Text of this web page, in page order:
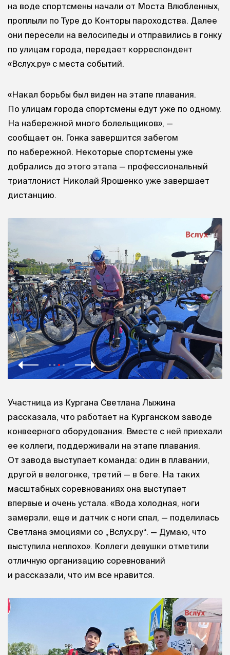
на воде спортсмены начали от Моста Влюбленных,
проплыли по Туре до Конторы пароходства. Далее
они пересели на велосипеды и отправились в гонку
по улицам города, передает корреспондент
«Вслух.ру» с места событий.
«Накал борьбы был виден на этапе плавания.
По улицам города спортсмены едут уже по одному.
На набережной много болельщиков», —
сообщает он. Гонка завершится забегом
по набережной. Некоторые спортсмены уже
добрались до этого этапа — профессиональный
триатлонист Николай Ярошенко уже завершает
дистанцию.
Участница из Кургана Светлана Лыжина
рассказала, что работает на Курганском заводе
конвеерного оборудования. Вместе с ней приехали
ее коллеги, поддерживали на этапе плавания.
От завода выступает команда: один в плавании,
другой в велогонке, третий — в беге. На таких
масштабных соревнованиях она выступает
впервые и очень устала. «Вода холодная, ноги
замерзли, еще и датчик с ноги спал, — поделилась
Светлана эмоциями со „Вслух.ру“. — Думаю, что
выступила неплохо». Коллеги девушки отметили
отличную организацию соревнований
и рассказали, что им все нравится.